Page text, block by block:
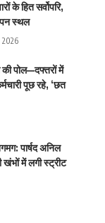
के हित सर्वोपरि,
स्थल
2026
की पोल—दफ्तरों में
पूछ रहे, ‘छत
पार्षद अनिल
में लगी स्ट्रीट